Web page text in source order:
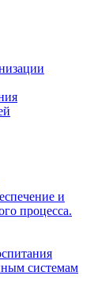
и
процесса.
системам